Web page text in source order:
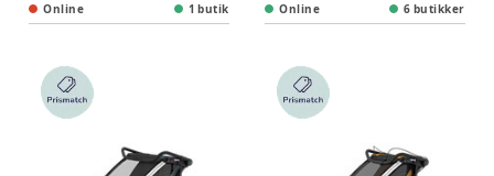
Online 1 butik Online 6 butikker